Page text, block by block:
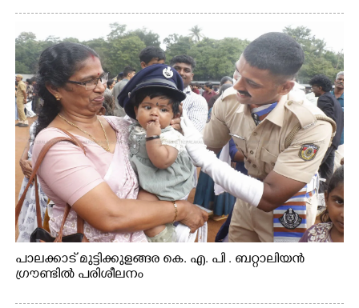
പാലക്കാട് മുട്ടിക്കുളങ്ങര കെ. എ. പി . ബറ്റാലിയൻ
ഗ്രൗണ്ടിൽ പരിശീലനം